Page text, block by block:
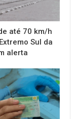
até 70 km/h
Sul da
alerta